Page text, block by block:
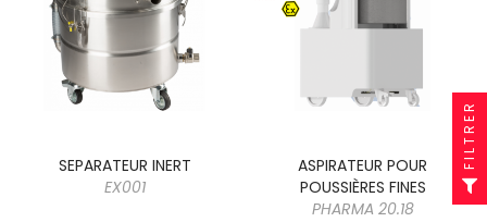
SEPARATEUR INERT
EX001
ASPIRATEUR POUR
POUSSIÈRES FINES
PHARMA 20.18
FILTRER